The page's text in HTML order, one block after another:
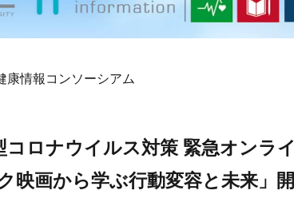
康情報コンソーシアム
コロナウイルス対策 緊急オンラ
映画から学ぶ行動変容と未来」開